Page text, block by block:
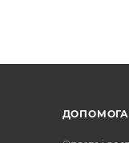
ДОПОМОГА